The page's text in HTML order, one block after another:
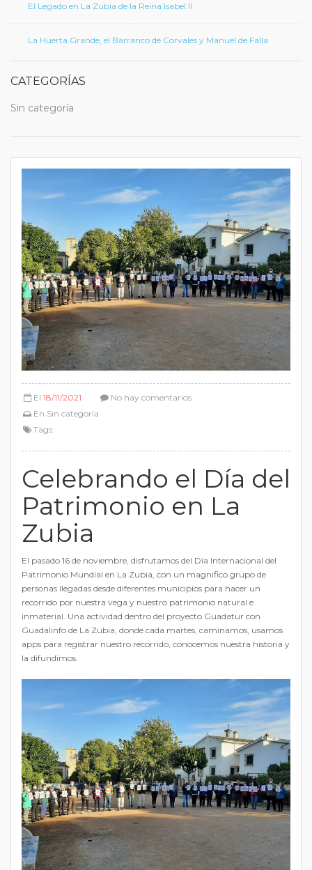
El Legado en La Zubia de la Reina Isabel II
La Huerta Grande, el Barranco de Corvales y Manuel de Falla
CATEGORÍAS
Sin categoría
El 18/11/2021
En Sin categoría
Tags:
No hay comentarios
Celebrando el Día del
Patrimonio en La
Zubia
El pasado 16 de noviembre, disfrutamos del Día Internacional del
Patrimonio Mundial en La Zubia, con un magnifico grupo de
personas llegadas desde diferentes municipios para hacer un
recorrido por nuestra vega y nuestro patrimonio natural e
inmaterial. Una actividad dentro del proyecto Guadatur con
Guadalinfo de La Zubia, donde cada martes, caminamos, usamos
apps para registrar nuestro recorrido, conocemos nuestra historia y
la difundimos.